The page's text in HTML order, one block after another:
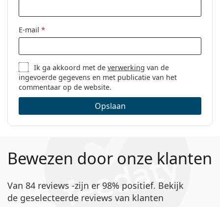
E-mail *
Ik ga akkoord met deverwerking van de
ingevoerde gegevens en met publicatie van het
commentaar op de website.
Opslaan
Bewezen door onze klanten
Van 84 reviews -zijn er 98% positief. Bekijk
de geselecteerde reviews van klanten